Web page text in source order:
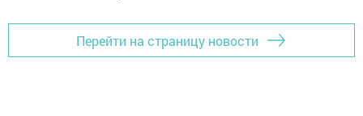
Перейти на страницу новости